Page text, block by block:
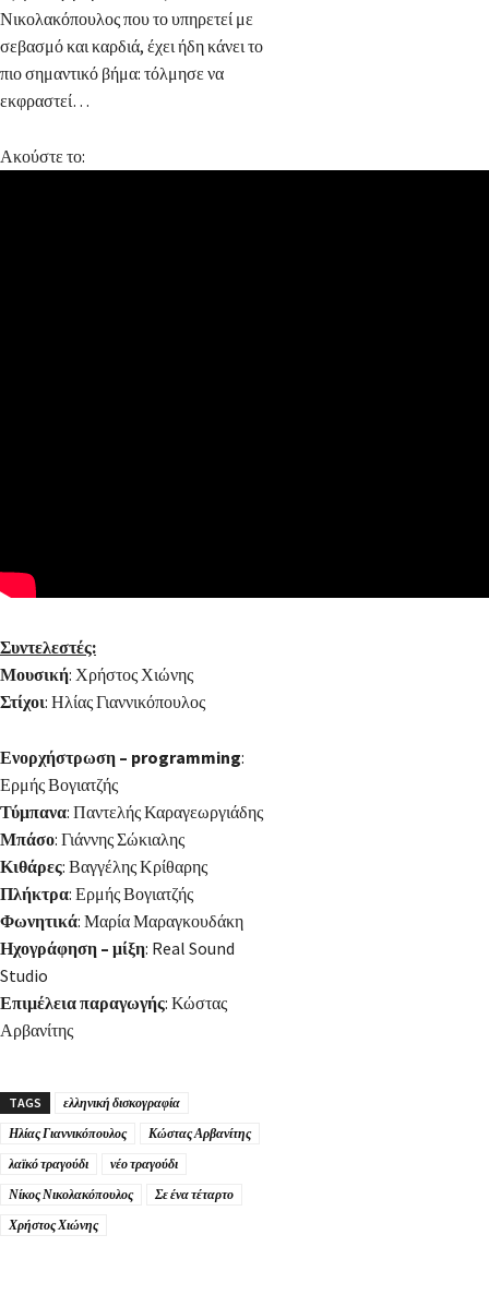
Νικολακόπουλος που το υπηρετεί με
σεβασμό και καρδιά, έχει ήδη κάνει το
πιο σημαντικό βήμα: τόλμησε να
εκφραστεί…
Ακούστε το:
Συντελεστές:
Μουσική: Χρήστος Χιώνης
Στίχοι: Ηλίας Γιαννικόπουλος
Ενορχήστρωση – programming:
Ερμής Βογιατζής
Τύμπανα: Παντελής Καραγεωργιάδης
Μπάσο: Γιάννης Σώκιαλης
Κιθάρες: Βαγγέλης Κρίθαρης
Πλήκτρα: Ερμής Βογιατζής
Φωνητικά: Μαρία Μαραγκουδάκη
Ηχογράφηση – μίξη: Real Sound
Studio
Επιμέλεια παραγωγής: Κώστας
Αρβανίτης
TAGS
ελληνική δισκογραφία
Ηλίας Γιαννικόπουλος
Κώστας Αρβανίτης
λαϊκό τραγούδι
νέο τραγούδι
Νίκος Νικολακόπουλος
Σε ένα τέταρτο
Χρήστος Χιώνης